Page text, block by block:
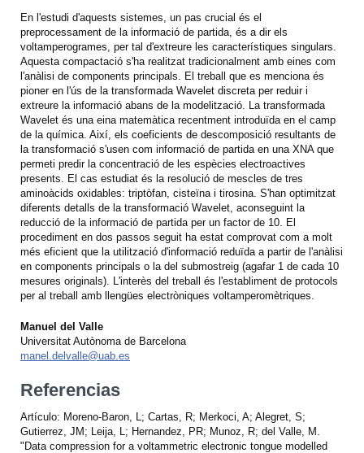
En l'estudi d'aquests sistemes, un pas crucial és el
preprocessament de la informació de partida, és a dir els
voltamperogrames, per tal d'extreure les característiques singulars.
Aquesta compactació s'ha realitzat tradicionalment amb eines com
l'anàlisi de components principals. El treball que es menciona és
pioner en l'ús de la transformada Wavelet discreta per reduir i
extreure la informació abans de la modelització. La transformada
Wavelet és una eina matemàtica recentment introduïda en el camp
de la química. Així, els coeficients de descomposició resultants de
la transformació s'usen com informació de partida en una XNA que
permeti predir la concentració de les espècies electroactives
presents. El cas estudiat és la resolució de mescles de tres
aminoàcids oxidables: triptòfan, cisteïna i tirosina. S'han optimitzat
diferents detalls de la transformació Wavelet, aconseguint la
reducció de la informació de partida per un factor de 10. El
procediment en dos passos seguit ha estat comprovat com a molt
més eficient que la utilització d'informació reduïda a partir de l'anàlisi
en components principals o la del submostreig (agafar 1 de cada 10
mesures originals). L'interès del treball és l'establiment de protocols
per al treball amb llengües electròniques voltamperomètriques.
Manuel del Valle
Universitat Autònoma de Barcelona
manel.delvalle@uab.es
Referencias
Artículo: Moreno-Baron, L; Cartas, R; Merkoci, A; Alegret, S;
Gutierrez, JM; Leija, L; Hernandez, PR; Munoz, R; del Valle, M.
"Data compression for a voltammetric electronic tongue modelled